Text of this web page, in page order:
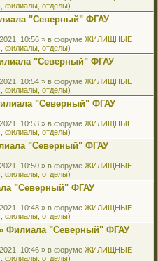
отделы)
"Северный" ФГАУ
10:56 » в форуме ЖИЛИЩНЫЕ
отделы)
"Северный" ФГАУ
10:54 » в форуме ЖИЛИЩНЫЕ
отделы)
"Северный" ФГАУ
10:53 » в форуме ЖИЛИЩНЫЕ
отделы)
"Северный" ФГАУ
10:50 » в форуме ЖИЛИЩНЫЕ
отделы)
"Северный" ФГАУ
10:48 » в форуме ЖИЛИЩНЫЕ
отделы)
Филиала "Северный" ФГАУ
10:46 » в форуме ЖИЛИЩНЫЕ
отделы)